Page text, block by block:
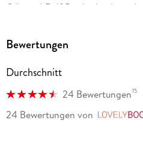
Cilla und Rolf Börjlind gelten
Stilton wurde sehr erfolgreich
standen wochenlang auf der
Kriminalromane sind
in 30 Ländern.
Bewertungen
Durchschnitt
24 Bewertungen15
24 Bewertungen von